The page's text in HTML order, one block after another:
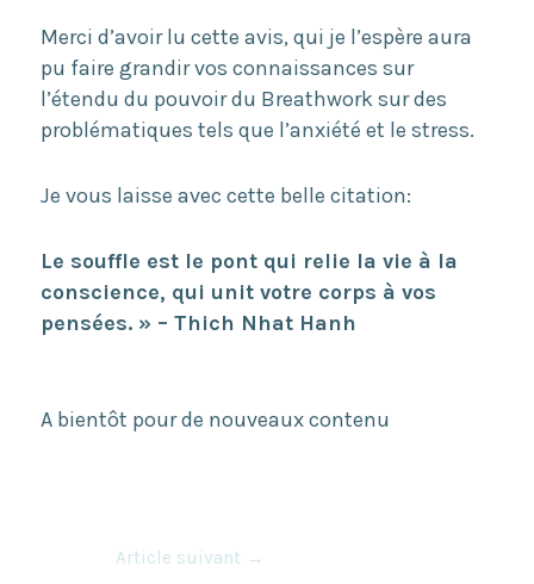
Merci d’avoir lu cette avis, qui je l’espère aura
pu faire grandir vos connaissances sur
l’étendu du pouvoir du Breathwork sur des
problématiques tels que l’anxiété et le stress.
Je vous laisse avec cette belle citation:
Le souffle est le pont qui relie la vie à la
conscience, qui unit votre corps à vos
pensées. » – Thich Nhat Hanh
A bientôt pour de nouveaux contenu
Article suivant →